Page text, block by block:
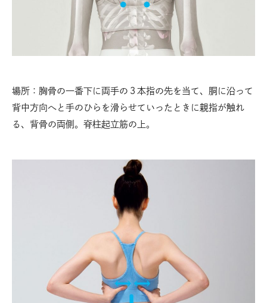
場所：胸骨の一番下に両手の３本指の先を当て、胴に沿って
背中方向へと手のひらを滑らせていったときに親指が触れ
る、背骨の両側。脊柱起立筋の上。